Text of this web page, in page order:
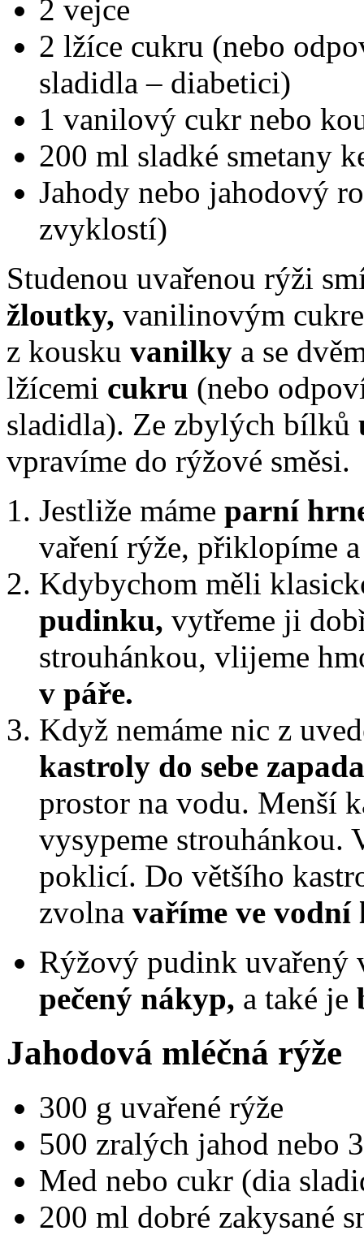
2 vejce
2 lžíce cukru (nebo
sladidla – diabetici)
1 vanilový cukr nebo
200 ml sladké smetany
Jahody nebo jahodový
zvyklostí)
Studenou uvařenou rýži
žloutky, vanilinovým
z kousku vanilky a se
lžícemi cukru (nebo
sladidla). Ze zbylých bílků
vpravíme do rýžové směsi.
Jestliže máme parní
vaření rýže, přiklopíme
Kdybychom měli
pudinku, vytřeme ji
strouhánkou, vlijeme
v páře.
Když nemáme nic z
kastroly do sebe
prostor na vodu. Menší
vysypeme
poklicí. Do většího
zvolna vaříme ve vodní
Rýžový pudink uvařený
pečený nákyp, a také je
Jahodová mléčná rýže
300 g uvařené rýže
500 zralých jahod nebo
Med nebo cukr (dia
200 ml dobré zakysané